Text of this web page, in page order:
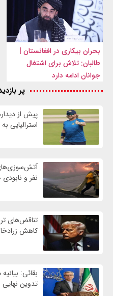
بحران بیکاری در افغانستان |
طالبان: تلاش برای اشتغال
جوانان ادامه دارد
پر
پیش از
استرالیایی
نفر و
تناقض‌های
کاهش
بقائی:
تدوین